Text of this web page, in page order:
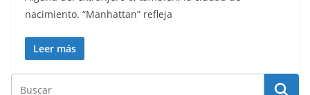
nacimiento. “Manhattan” refleja
Leer más